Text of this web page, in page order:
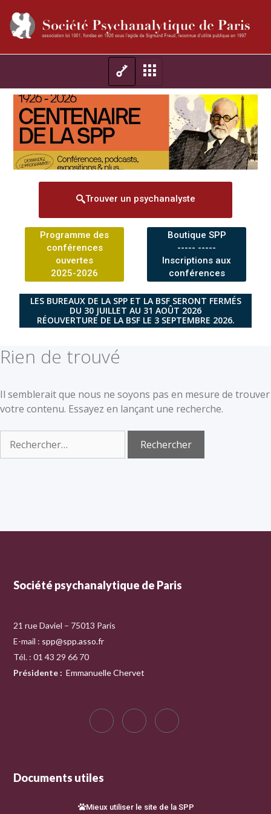
Trouver un psychanalyste
Programme des
conférences
ouvertes
2025-2026
Boutique SPP
----- -----
Inscriptions aux
conférences
LES BUREAUX DE LA SPP ET LA BSF SERONT FERMÉS
DU 30 JUILLET AU 31 AOÛT 2026
RÉOUVERTURE DE LA BSF LE 3 SEPTEMBRE 2026.
Rien de trouvé
Il semblerait que nous ne soyons pas en mesure de trouver
votre contenu. Essayez en lançant une recherche.
Société psychanalytique de Paris
21 rue Daviel – 75013 Paris
E-mail : spp@spp.asso.fr
Tél. : 01 43 29 66 70
Présidente : Emmanuelle Chervet
Documents utiles
Mieux utiliser le site de la SPP